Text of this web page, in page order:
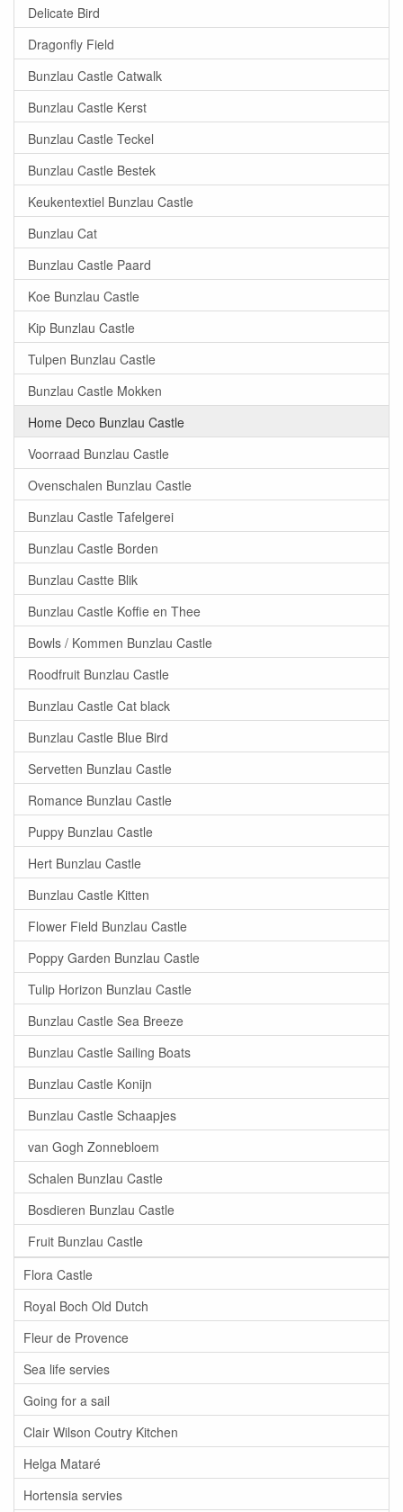
Delicate Bird
Dragonfly Field
Bunzlau Castle Catwalk
Bunzlau Castle Kerst
Bunzlau Castle Teckel
Bunzlau Castle Bestek
Keukentextiel Bunzlau Castle
Bunzlau Cat
Bunzlau Castle Paard
Koe Bunzlau Castle
Kip Bunzlau Castle
Tulpen Bunzlau Castle
Bunzlau Castle Mokken
Home Deco Bunzlau Castle
Voorraad Bunzlau Castle
Ovenschalen Bunzlau Castle
Bunzlau Castle Tafelgerei
Bunzlau Castle Borden
Bunzlau Castte Blik
Bunzlau Castle Koffie en Thee
Bowls / Kommen Bunzlau Castle
Roodfruit Bunzlau Castle
Bunzlau Castle Cat black
Bunzlau Castle Blue Bird
Servetten Bunzlau Castle
Romance Bunzlau Castle
Puppy Bunzlau Castle
Hert Bunzlau Castle
Bunzlau Castle Kitten
Flower Field Bunzlau Castle
Poppy Garden Bunzlau Castle
Tulip Horizon Bunzlau Castle
Bunzlau Castle Sea Breeze
Bunzlau Castle Sailing Boats
Bunzlau Castle Konijn
Bunzlau Castle Schaapjes
van Gogh Zonnebloem
Schalen Bunzlau Castle
Bosdieren Bunzlau Castle
Fruit Bunzlau Castle
Flora Castle
Royal Boch Old Dutch
Fleur de Provence
Sea life servies
Going for a sail
Clair Wilson Coutry Kitchen
Helga Mataré
Hortensia servies